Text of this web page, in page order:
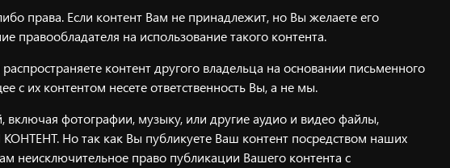
права. Если контент Вам не принадлежит, но Вы желаете его
правообладателя на использование такого контента.
контент другого владельца на основании письменного
с их контентом несете ответственность Вы, а не мы.
включая фотографии, музыку, или другие аудио и видео файлы,
Но так как Вы публикуете Ваш контент посредством наших
неисключительное право публикации Вашего контента с